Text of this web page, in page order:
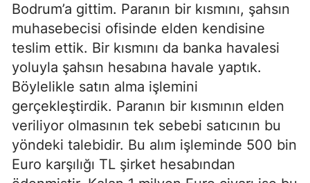
Bodrum’a gittim. Paranın bir kısmını, şahsın
muhasebecisi ofisinde elden kendisine
teslim ettik. Bir kısmını da banka havalesi
yoluyla şahsın hesabına havale yaptık.
Böylelikle satın alma işlemini
gerçekleştirdik. Paranın bir kısmının elden
veriliyor olmasının tek sebebi satıcının bu
yöndeki talebidir. Bu alım işleminde 500 bin
Euro karşılığı TL şirket hesabından